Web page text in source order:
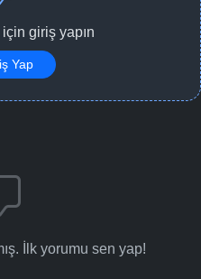
giriş yapın
Yap
İlk yorumu sen yap!